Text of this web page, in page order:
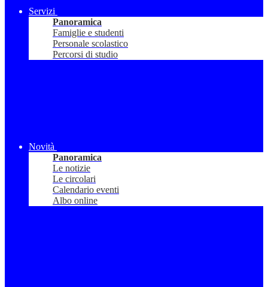
Servizi
Panoramica
Famiglie e studenti
Personale scolastico
Percorsi di studio
Novità
Panoramica
Le notizie
Le circolari
Calendario eventi
Albo online